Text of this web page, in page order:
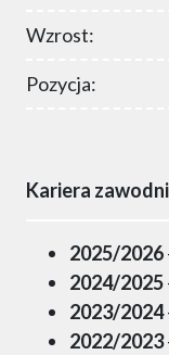
Wzrost:
Pozycja:
Kariera
2025/2026
2024/2025
2023/2024
2022/2023